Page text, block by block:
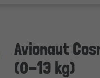
Avionaut
(0-13 kg)